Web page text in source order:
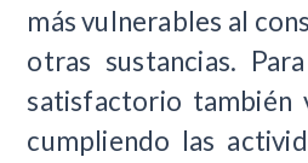
más vulnerables al
otras sustancias.
satisfactorio también
cumpliendo las